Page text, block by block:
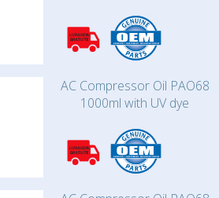
AC Compressor Oil PAO68
1000ml with UV dye